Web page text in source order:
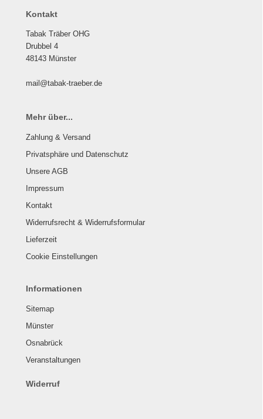
Kontakt
Tabak Träber OHG
Drubbel 4
48143 Münster
mail@tabak-traeber.de
Mehr über...
Zahlung & Versand
Privatsphäre und Datenschutz
Unsere AGB
Impressum
Kontakt
Widerrufsrecht & Widerrufsformular
Lieferzeit
Cookie Einstellungen
Informationen
Sitemap
Münster
Osnabrück
Veranstaltungen
Widerruf